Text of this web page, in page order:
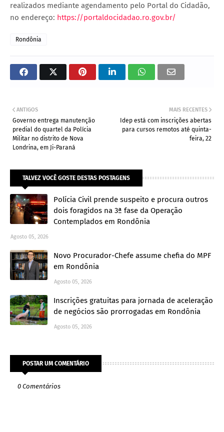
realizados mediante agendamento pelo Portal do Cidadão,
no endereço: https://portaldocidadao.ro.gov.br/
Rondônia
MAIS RECENTES
Idep está com inscrições abertas
para cursos remotos até quinta-
feira, 22
ANTIGOS
Governo entrega manutenção
predial do quartel da Polícia
Militar no distrito de Nova
Londrina, em Ji-Paraná
TALVEZ VOCÊ GOSTE DESTAS POSTAGENS
Polícia Civil prende suspeito e procura outros
dois foragidos na 3ª fase da Operação
Contemplados em Rondônia
Agosto 05, 2026
Novo Procurador-Chefe assume chefia do MPF
em Rondônia
Agosto 05, 2026
Inscrições gratuitas para jornada de aceleração
de negócios são prorrogadas em Rondônia
Agosto 05, 2026
POSTAR UM COMENTÁRIO
0 Comentários